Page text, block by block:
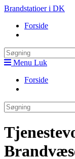
Skip
content
Brandstatioer i DK
Forside
search
Menu Luk
Forside
search